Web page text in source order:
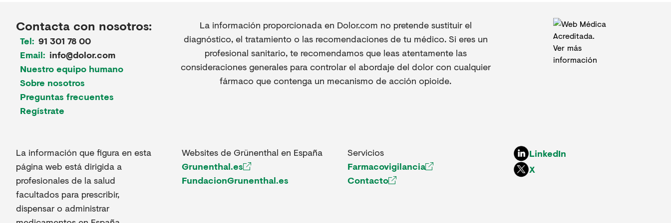
Contacta con nosotros:
Tel: 91 301 78 00
Email: info@dolor.com
Nuestro equipo humano
Sobre nosotros
Preguntas frecuentes
Regístrate
La información proporcionada en Dolor.com no pretende sustituir el
diagnóstico, el tratamiento o las recomendaciones de tu médico. Si eres un
profesional sanitario, te recomendamos que leas atentamente las
consideraciones generales para controlar el abordaje del dolor con cualquier
fármaco que contenga un mecanismo de acción opioide.
La información que figura en esta
página web está dirigida a
profesionales de la salud
facultados para prescribir,
dispensar o administrar
Websites de Grünenthal en España
Grunenthal.es
FundacionGrunenthal.es
Servicios
Farmacovigilancia
Contacto
LinkedIn
X